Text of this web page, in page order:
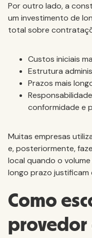
Por outro lado, a
um investimento de
total sobre
Custos iniciais
Estrutura
Prazos mais
conformidade e
Muitas empresas
e, posteriormente,
local quando o
longo prazo justificam
Como
provedor